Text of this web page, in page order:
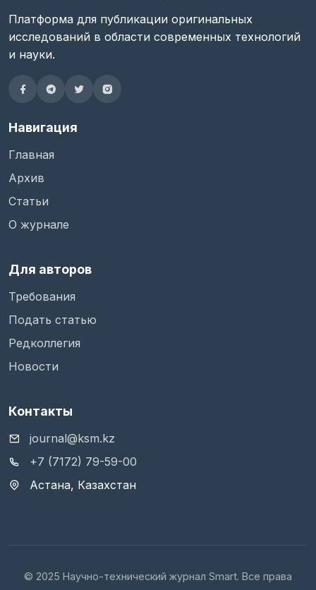
Платформа для публикации оригинальных
исследований в области современных технологий
и науки.
Навигация
Главная
Архив
Статьи
О журнале
Для авторов
Требования
Подать статью
Редколлегия
Новости
Контакты
journal@ksm.kz
+7 (7172) 79-59-00
Астана, Казахстан
© 2025 Научно-технический журнал Smart. Все права